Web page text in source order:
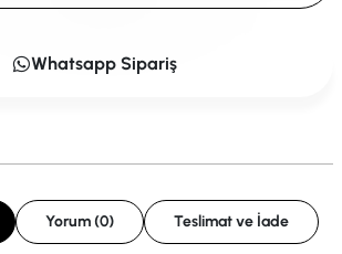
Whatsapp Sipariş
Yorum (0) Teslimat ve İade